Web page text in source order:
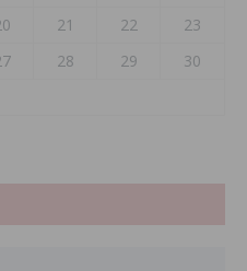
21 22
23
28 29
30